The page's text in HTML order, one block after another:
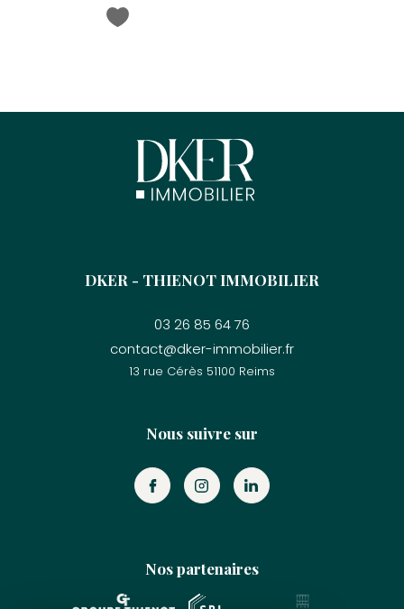
DKER - THIENOT IMMOBILIER
03 26 85 64 76
contact@dker-immobilier.fr
13 rue Cérès 51100 reims
Nous suivre sur
Nos partenaires